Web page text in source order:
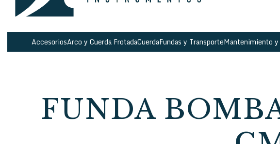
AccesoriosArco y Cuerda FrotadaCuerdaFundas y TransporteMantenimiento y
FUNDA